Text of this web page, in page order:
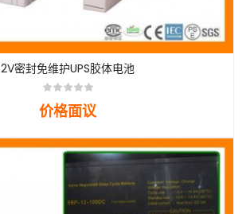
2V密封免维护UPS胶体电池
价格面议